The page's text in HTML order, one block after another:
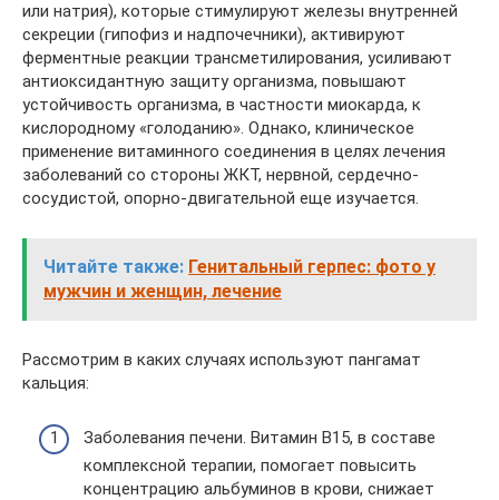
или натрия), которые стимулируют железы внутренней
секреции (гипофиз и надпочечники), активируют
ферментные реакции трансметилирования, усиливают
антиоксидантную защиту организма, повышают
устойчивость организма, в частности миокарда, к
кислородному «голоданию». Однако, клиническое
применение витаминного соединения в целях лечения
заболеваний со стороны ЖКТ, нервной, сердечно-
сосудистой, опорно-двигательной еще изучается.
Читайте также: Генитальный герпес: фото у
мужчин и женщин, лечение
Рассмотрим в каких случаях используют пангамат
кальция:
Заболевания печени. Витамин В15, в составе
комплексной терапии, помогает повысить
концентрацию альбуминов в крови, снижает